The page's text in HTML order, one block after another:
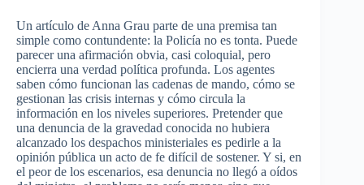
Un artículo de Anna Grau parte de una premisa tan
simple como contundente: la Policía no es tonta. Puede
parecer una afirmación obvia, casi coloquial, pero
encierra una verdad política profunda. Los agentes
saben cómo funcionan las cadenas de mando, cómo se
gestionan las crisis internas y cómo circula la
información en los niveles superiores. Pretender que
una denuncia de la gravedad conocida no hubiera
alcanzado los despachos ministeriales es pedirle a la
opinión pública un acto de fe difícil de sostener. Y si, en
el peor de los escenarios, esa denuncia no llegó a oídos